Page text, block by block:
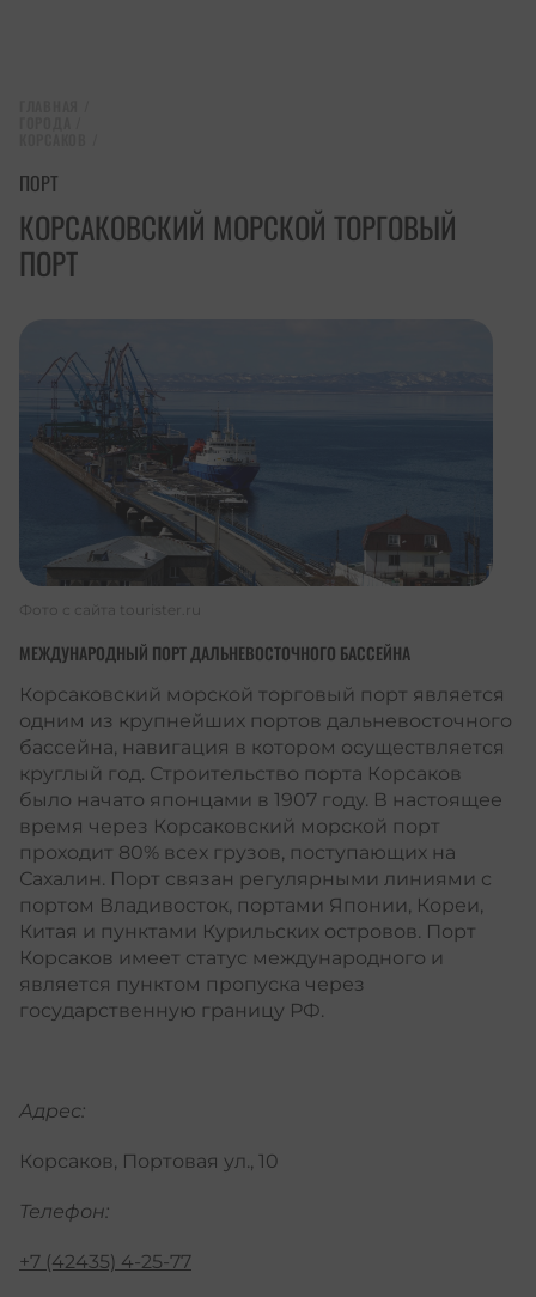
ПОРТ
КОРСАКОВСКИЙ МОРСКОЙ ТОРГОВЫЙ
ПОРТ
Фото с сайта tourister.ru
МЕЖДУНАРОДНЫЙ ПОРТ ДАЛЬНЕВОСТОЧНОГО БАССЕЙНА
Корсаковский морской торговый порт является
одним из крупнейших портов дальневосточного
бассейна, навигация в котором осуществляется
круглый год. Строительство порта Корсаков
было начато японцами в 1907 году. В настоящее
время через Корсаковский морской порт
проходит 80% всех грузов, поступающих на
Сахалин. Порт связан регулярными линиями с
портом Владивосток, портами Японии, Кореи,
Китая и пунктами Курильских островов. Порт
Корсаков имеет статус международного и
является пунктом пропуска через
государственную границу РФ.
Адрес:
Корсаков, Портовая ул., 10
Телефон:
+7 (42435) 4-25-77